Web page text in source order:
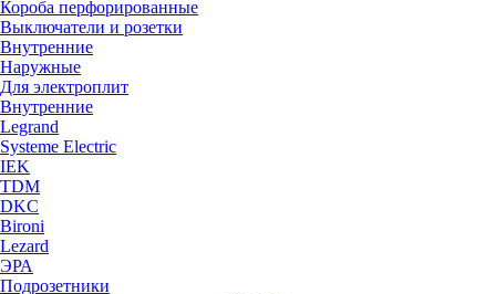
Короба перфорированные
Выключатели и розетки
Внутренние
Наружные
Для электроплит
Внутренние
Legrand
Systeme Electric
IEK
TDM
DKC
Bironi
Lezard
ЭРА
Подрозетники